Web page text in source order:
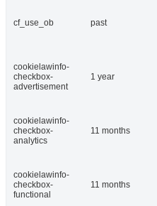
cf_use_ob past
cookielawinfo-
checkbox-
advertisement
1 year
cookielawinfo-
checkbox-
analytics
11 months
cookielawinfo-
checkbox-
functional
11 months